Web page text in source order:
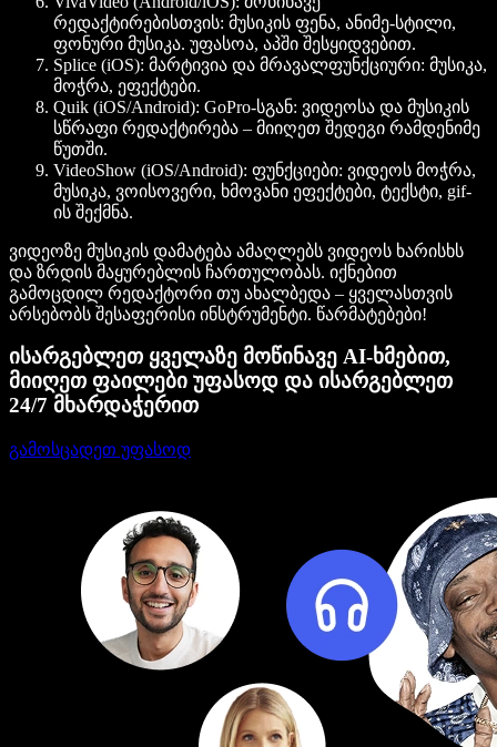
რედაქტირებისთვის: მუსიკის ფენა, ანიმე-სტილი,
ფონური მუსიკა. უფასოა, აპში შესყიდვებით.
Splice (iOS): მარტივია და მრავალფუნქციური: მუსიკა,
მოჭრა, ეფექტები.
Quik (iOS/Android): GoPro-სგან: ვიდეოსა და მუსიკის
სწრაფი რედაქტირება – მიიღეთ შედეგი რამდენიმე
წუთში.
VideoShow (iOS/Android): ფუნქციები: ვიდეოს მოჭრა,
მუსიკა, ვოისოვერი, ხმოვანი ეფექტები, ტექსტი, gif-
ის შექმნა.
ვიდეოზე მუსიკის დამატება ამაღლებს ვიდეოს ხარისხს
და ზრდის მაყურებლის ჩართულობას. იქნებით
გამოცდილ რედაქტორი თუ ახალბედა – ყველასთვის
არსებობს შესაფერისი ინსტრუმენტი. წარმატებები!
ისარგებლეთ ყველაზე მოწინავე AI-ხმებით,
მიიღეთ ფაილები უფასოდ და ისარგებლეთ
24/7 მხარდაჭერით
გამოსცადეთ უფასოდ